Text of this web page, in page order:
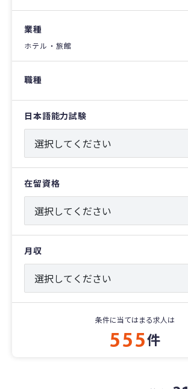
業種
ホテル・旅館
職種
日本語能力試験
在留資格
月収
条件に当てはまる求人は
555件